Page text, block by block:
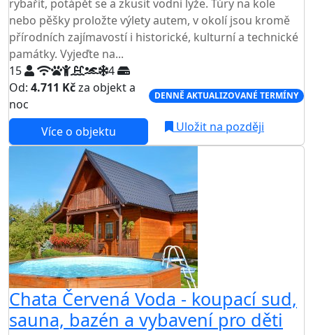
rybařit, potápět se a zkusit vodní lyže. Túry na kole
nebo pěšky proložte výlety autem, v okolí jsou kromě
přírodních zajímavostí i historické, kulturní a technické
památky. Vyjeďte na...
15
4
Od: 4.711 Kčza objekt a
noc
DENNĚ AKTUALIZOVANÉ TERMÍNY
Více o objektu Uložit na později
Chata Červená Voda - koupací sud,
sauna, bazén a vybavení pro děti